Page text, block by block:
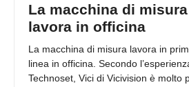
La macchina di misura
lavora in officina
La macchina di misura lavora in
linea in officina. Secondo
Technoset, Vici di Vicivision è molto